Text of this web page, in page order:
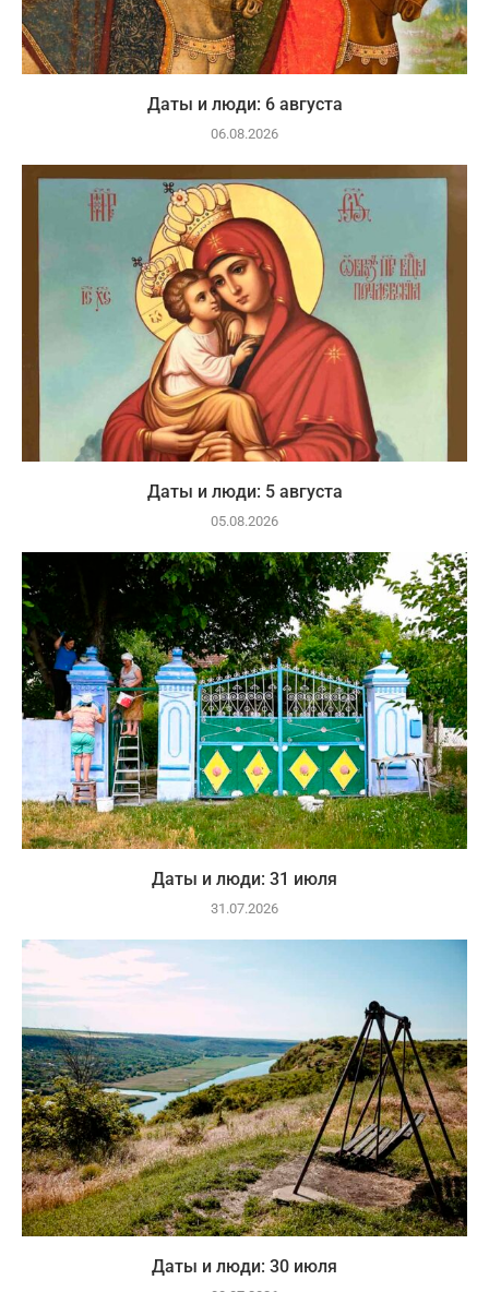
Даты и люди: 6 августа
06.08.2026
Даты и люди: 5 августа
05.08.2026
Даты и люди: 31 июля
31.07.2026
Даты и люди: 30 июля